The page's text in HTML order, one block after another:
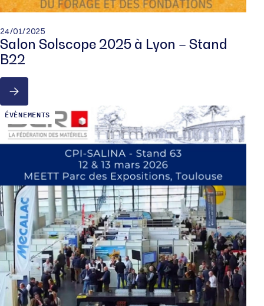
24/01/2025
Salon Solscope 2025 à Lyon – Stand
B22
ÉVÈNEMENTS